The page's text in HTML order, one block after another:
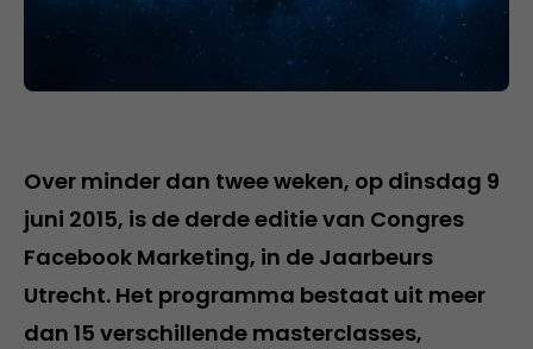
Over minder dan twee weken, op dinsdag 9
juni 2015, is de derde editie van Congres
Facebook Marketing, in de Jaarbeurs
Utrecht. Het programma bestaat uit meer
dan 15 verschillende masterclasses,